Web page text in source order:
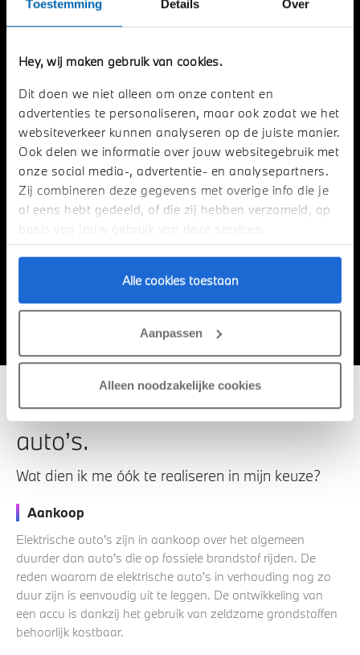
Toestemming Details Over
Hey, wij maken gebruik van cookies.
Dit doen we niet alleen om onze content en
advertenties te personaliseren, maar ook zodat we het
websiteverkeer kunnen analyseren op de juiste manier.
Ook delen we informatie over jouw websitegebruik met
onze social media-, advertentie- en analysepartners.
Zij combineren deze gegevens met overige info die je
al eens hebt gedeeld, of die zij hebben verzameld, op
basis van jouw gebruik van deze services.
Alle cookies toestaan
Aanpassen
Alleen noodzakelijke cookies
Belasting
Financiën
Stilte
Vermogen
Onderhoud
De nadelen van elektrische
auto’s.
Wat dien ik me óók te realiseren in mijn keuze?
Aankoop
Elektrische auto’s zijn in aankoop over het algemeen
duurder dan auto’s die op fossiele brandstof rijden. De
reden waarom de elektrische auto’s in verhouding nog zo
duur zijn is eenvoudig uit te leggen. De ontwikkeling van
een accu is dankzij het gebruik van zeldzame grondstoffen
behoorlijk kostbaar.